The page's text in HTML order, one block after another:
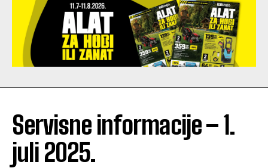
Servisne informacije – 1.
juli 2025.